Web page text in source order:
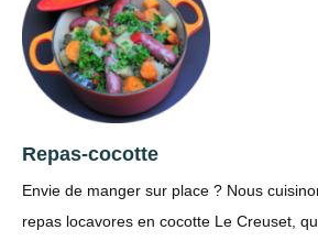
Repas-cocotte
Envie de manger sur place ? Nous
repas locavores en cocotte Le Creuset,